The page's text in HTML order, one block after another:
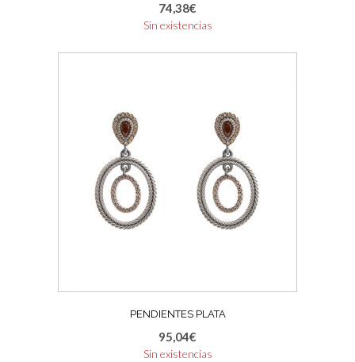
74,38€
Sin existencias
PENDIENTES PLATA
95,04€
Sin existencias